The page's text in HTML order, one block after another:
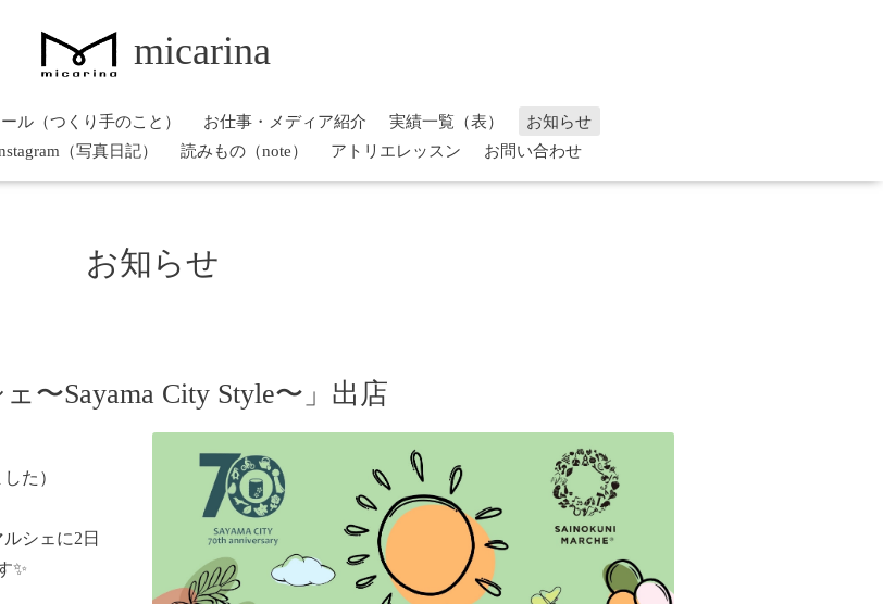
micarina
ル（つくり手のこと） お仕事・メディア紹介 実績一覧（表）
お知らせ
（写真日記） 読みもの（note） アトリエレッスン お問い合わせ
お知らせ
〜Sayama City Style〜」出店
た）
シェに2日
✨